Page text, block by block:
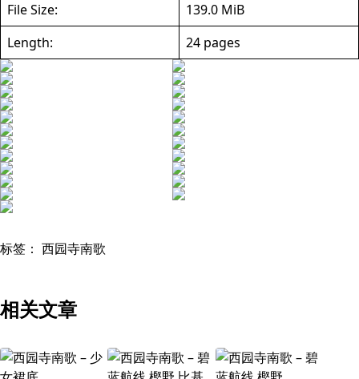
File Size:
139.0 MiB
Length:
24 pages
标签： 西园寺南歌
相关文章